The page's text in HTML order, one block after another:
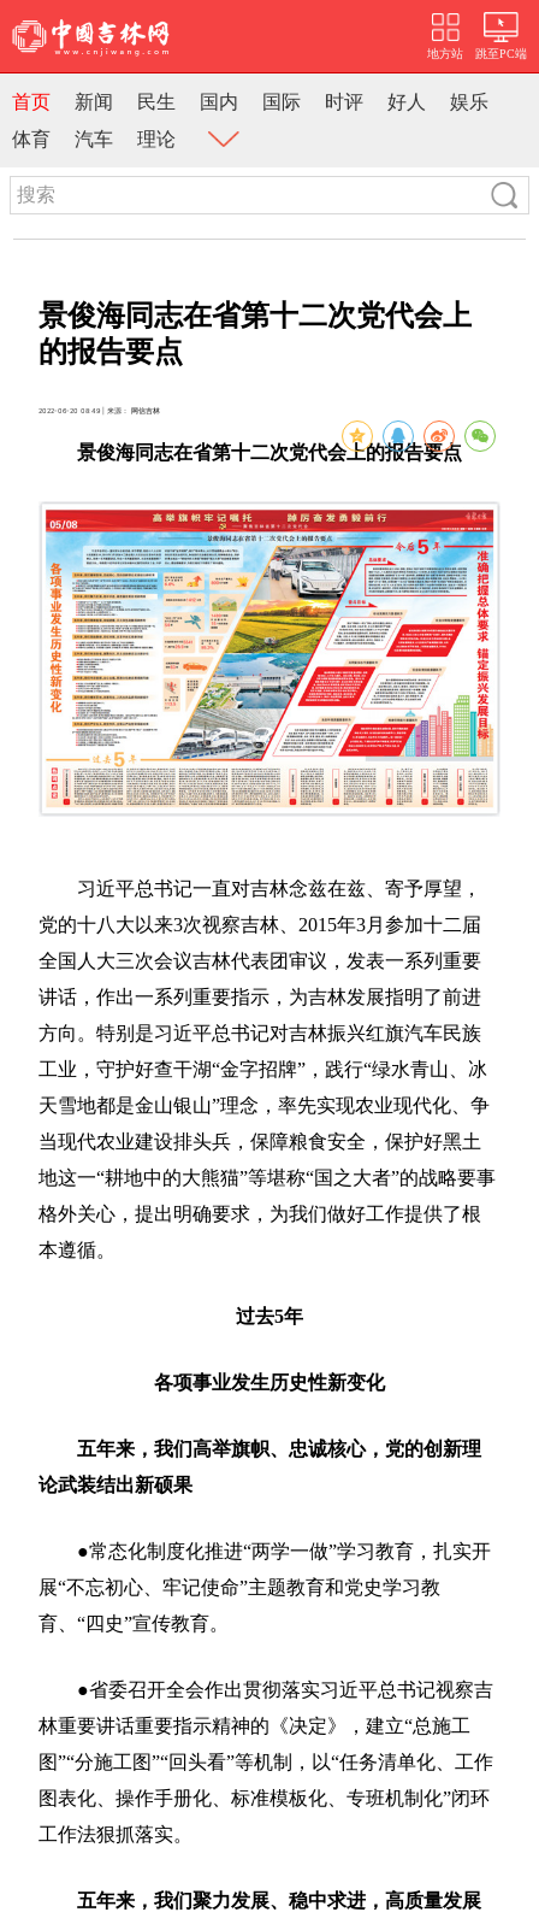
地方站 跳至PC端
首页 新闻 民生 国内 国际 时评 好人
娱乐
体育
汽车 理论
景俊海同志在省第十二次党代会上
的报告要点
2022-06-20 08:49 | 来源：网信吉林
景俊海同志在省第十二次党代会上的报告要点
习近平总书记一直对吉林念兹在兹、寄予厚望，
党的十八大以来3次视察吉林、2015年3月参加十二届
全国人大三次会议吉林代表团审议，发表一系列重要
讲话，作出一系列重要指示，为吉林发展指明了前进
方向。特别是习近平总书记对吉林振兴红旗汽车民族
工业，守护好查干湖“金字招牌”，践行“绿水青山、冰
天雪地都是金山银山”理念，率先实现农业现代化、争
当现代农业建设排头兵，保障粮食安全，保护好黑土
地这一“耕地中的大熊猫”等堪称“国之大者”的战略要事
格外关心，提出明确要求，为我们做好工作提供了根
本遵循。
过去5年
各项事业发生历史性新变化
五年来，我们高举旗帜、忠诚核心，党的创新理
论武装结出新硕果
●常态化制度化推进“两学一做”学习教育，扎实开
展“不忘初心、牢记使命”主题教育和党史学习教
育、“四史”宣传教育。
●省委召开全会作出贯彻落实习近平总书记视察吉
林重要讲话重要指示精神的《决定》，建立“总施工
图”“分施工图”“回头看”等机制，以“任务清单化、工作
图表化、操作手册化、标准模板化、专班机制化”闭环
工作法狠抓落实。
五年来，我们聚力发展、稳中求进，高质量发展